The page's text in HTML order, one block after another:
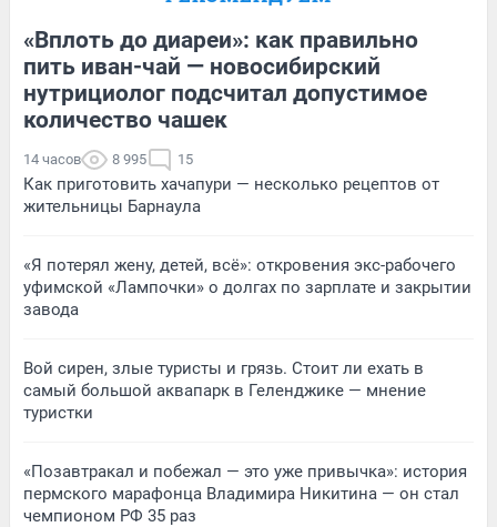
«Вплоть до диареи»: как правильно
пить иван-чай — новосибирский
нутрициолог подсчитал допустимое
количество чашек
14 часов 8 995 15
Как приготовить хачапури — несколько рецептов от
жительницы Барнаула
«Я потерял жену, детей, всё»: откровения экс-рабочего
уфимской «Лампочки» о долгах по зарплате и закрытии
завода
Вой сирен, злые туристы и грязь. Стоит ли ехать в
самый большой аквапарк в Геленджике — мнение
туристки
«Позавтракал и побежал — это уже привычка»: история
пермского марафонца Владимира Никитина — он стал
чемпионом РФ 35 раз